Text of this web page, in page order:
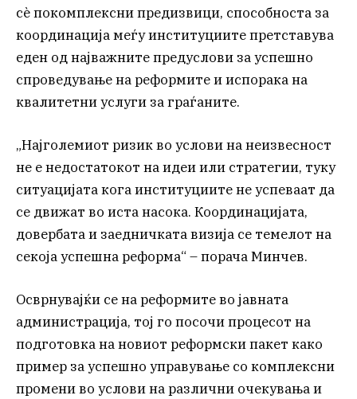
сè покомплексни предизвици, способноста за
координација меѓу институциите претставува
еден од најважните предуслови за успешно
спроведување на реформите и испорака на
квалитетни услуги за граѓаните.
„Најголемиот ризик во услови на неизвесност
не е недостатокот на идеи или стратегии, туку
ситуацијата кога институциите не успеваат да
се движат во иста насока. Координацијата,
довербата и заедничката визија се темелот на
секоја успешна реформа“ – порача Минчев.
Осврнувајќи се на реформите во јавната
администрација, тој го посочи процесот на
подготовка на новиот реформски пакет како
пример за успешно управување со комплексни
промени во услови на различни очекувања и